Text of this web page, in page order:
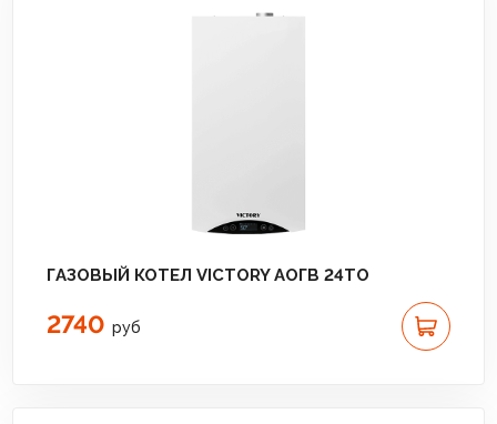
ГАЗОВЫЙ КОТЕЛ VICTORY АОГВ 24TО
2740 руб